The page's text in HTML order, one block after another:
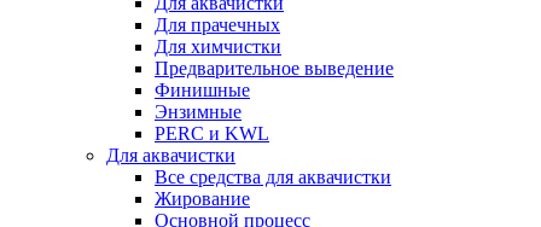
Для прачечных
Для химчистки
Предварительное выведение
Финишные
Энзимные
PERC и KWL
Для аквачистки
Все средства для аквачистки
Жирование
Основной процесс